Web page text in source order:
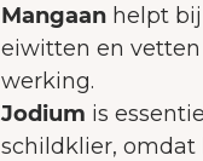
Mangaan helpt
eiwitten en
werking.
Jodium is
schildklier, omdat